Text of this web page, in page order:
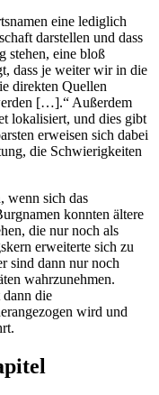
eine lediglich
darstellen und dass
stehen, eine bloß
dass je weiter wir in die
direkten Quellen
[…].“ Außerdem
lokalisiert, und dies gibt
erweisen sich dabei
die Schwierigkeiten
wenn sich das
konnten ältere
die nur noch als
erweiterte sich zu
sind dann nur noch
wahrzunehmen.
die
wird und